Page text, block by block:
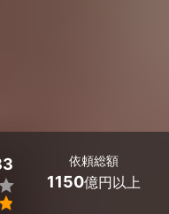
依頼総額
1150億円以上